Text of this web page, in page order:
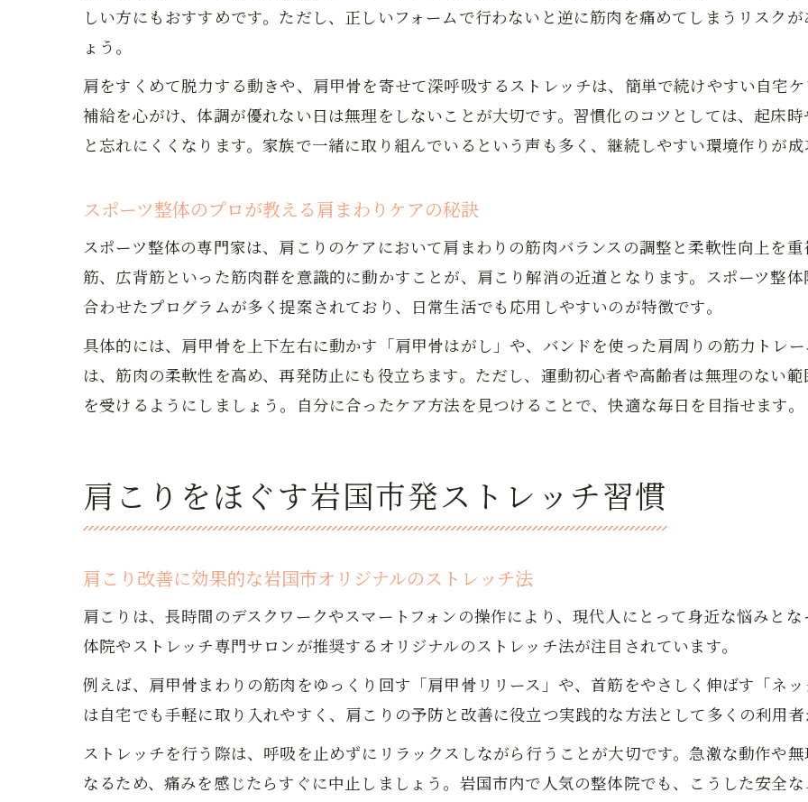
しい方にもおすすめです。ただし、正しいフォームで行わないと逆に筋肉を痛めてしまうリスク
ょう。
肩をすくめて脱力する動きや、肩甲骨を寄せて深呼吸するストレッチは、簡単で続けやすい自宅
補給を心がけ、体調が優れない日は無理をしないことが大切です。習慣化のコツとしては、起床
と忘れにくくなります。家族で一緒に取り組んでいるという声も多く、継続しやすい環境作りが成
スポーツ整体のプロが教える肩まわりケアの秘訣
スポーツ整体の専門家は、肩こりのケアにおいて肩まわりの筋肉バランスの調整と柔軟性向上を
筋、広背筋といった筋肉群を意識的に動かすことが、肩こり解消の近道となります。スポーツ整
合わせたプログラムが多く提案されており、日常生活でも応用しやすいのが特徴です。
具体的には、肩甲骨を上下左右に動かす「肩甲骨はがし」や、バンドを使った肩周りの筋力トレ
は、筋肉の柔軟性を高め、再発防止にも役立ちます。ただし、運動初心者や高齢者は無理のない
を受けるようにしましょう。自分に合ったケア方法を見つけることで、快適な毎日を目指せます。
肩こりをほぐす岩国市発ストレッチ習慣
肩こり改善に効果的な岩国市オリジナルのストレッチ法
肩こりは、長時間のデスクワークやスマートフォンの操作により、現代人にとって身近な悩みと
体院やストレッチ専門サロンが推奨するオリジナルのストレッチ法が注目されています。
例えば、肩甲骨まわりの筋肉をゆっくり回す「肩甲骨リリース」や、首筋をやさしく伸ばす「ネ
は自宅でも手軽に取り入れやすく、肩こりの予防と改善に役立つ実践的な方法として多くの利用者
ストレッチを行う際は、呼吸を止めずにリラックスしながら行うことが大切です。急激な動作や
なるため、痛みを感じたらすぐに中止しましょう。岩国市内で人気の整体院でも、こうした安全な